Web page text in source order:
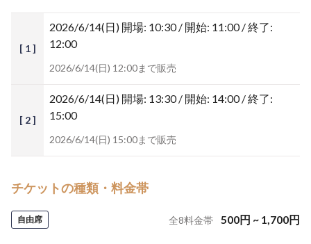
[ 1 ]
2026/6/14(日) 開場: 10:30 / 開始: 11:00 / 終了:
12:00
2026/6/14(日) 12:00まで販売
[ 2 ]
2026/6/14(日) 開場: 13:30 / 開始: 14:00 / 終了:
15:00
2026/6/14(日) 15:00まで販売
チケットの種類・料金帯
自由席 全8料金帯 500円 ~ 1,700円